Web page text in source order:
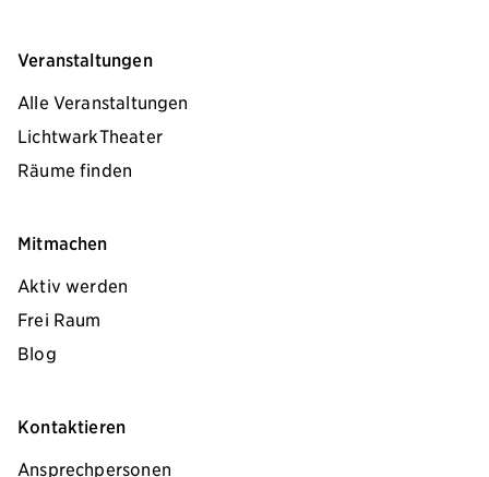
Veranstaltungen
Alle Veranstaltungen
LichtwarkTheater
Räume finden
Mitmachen
Aktiv werden
Frei Raum
Blog
Kontaktieren
Ansprechpersonen